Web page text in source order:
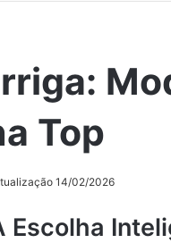
Top
14/02/2026
Escolha